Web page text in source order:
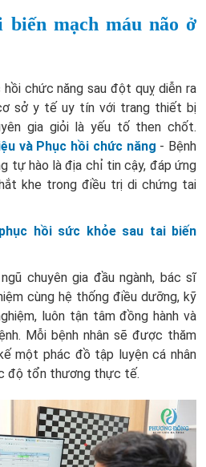
mạch máu não ở
hồi chức năng sau đột quỵ diễn ra
sở y tế uy tín với trang thiết bị
gia giỏi là yếu tố then chốt.
và Phục hồi chức năng - Bệnh
tự hào là địa chỉ tin cậy, đáp ứng
khe trong điều trị di chứng tai
hồi sức khỏe sau tai biến
chuyên gia đầu ngành, bác sĩ
cùng hệ thống điều dưỡng, kỹ
luôn tận tâm đồng hành và
Mỗi bệnh nhân sẽ được thăm
một phác đồ tập luyện cá nhân
độ tổn thương thực tế.